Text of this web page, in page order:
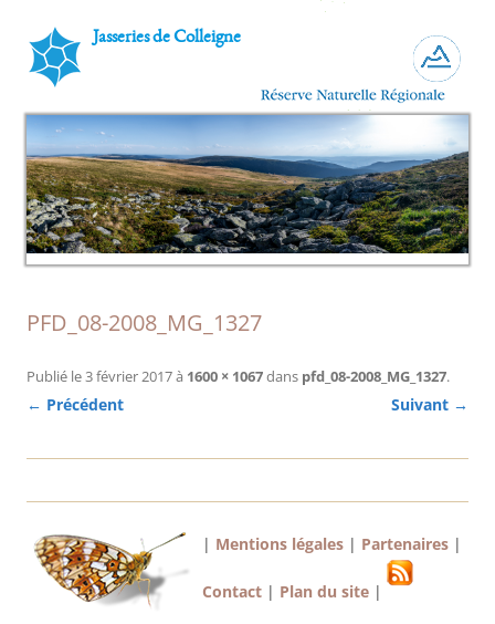
Jasseries de Colleigne
PFD_08-2008_MG_1327
Publié le3 février 2017à 1600 × 1067dans pfd_08-2008_MG_1327.
← Précédent Suivant →
| Mentions légales | Partenaires |
Contact | Plan du site |